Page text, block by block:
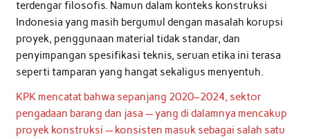
terdengar filosofis. Namun dalam konteks konstruksi
Indonesia yang masih bergumul dengan masalah korupsi
proyek, penggunaan material tidak standar, dan
penyimpangan spesifikasi teknis, seruan etika ini terasa
seperti tamparan yang hangat sekaligus menyentuh.
KPK mencatat bahwa sepanjang 2020–2024, sektor
pengadaan barang dan jasa — yang di dalamnya mencakup
proyek konstruksi — konsisten masuk sebagai salah satu